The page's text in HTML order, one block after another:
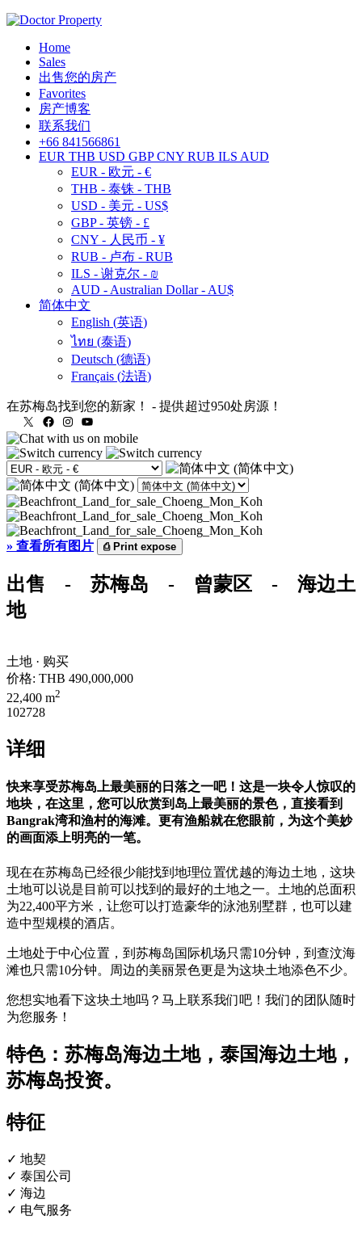
Home
Sales
出售您的房产
Favorites
房产博客
联系我们
+66 841566861
EUR THB USD GBP CNY RUB ILS AUD
EUR - 欧元 - €
THB - 泰铢 - THB
USD - 美元 - US$
GBP - 英镑 - £
CNY - 人民币 - ¥
RUB - 卢布 - RUB
ILS - 谢克尔 - ₪
AUD - Australian Dollar - AU$
简体中文
English (英语)
ไทย (泰语)
Deutsch (德语)
Français (法语)
在苏梅岛找到您的新家！ - 提供超过950处房源！
X
FacebookInstagram
» 查看所有图片 ⎙Print expose
出售 - 苏梅岛 - 曾蒙区 - 海边土
地
土地 · 购买
价格: THB 490,000,000
22,400 m2
102728
详细
快来享受苏梅岛上最美丽的日落之一吧！这是一块令人惊叹的
地块，在这里，您可以欣赏到岛上最美丽的景色，直接看到
Bangrak湾和渔村的海滩。更有渔船就在您眼前，为这个美妙
的画面添上明亮的一笔。
现在在苏梅岛已经很少能找到地理位置优越的海边土地，这块
土地可以说是目前可以找到的最好的土地之一。土地的总面积
为22,400平方米，让您可以打造豪华的泳池别墅群，也可以建
造中型规模的酒店。
土地处于中心位置，到苏梅岛国际机场只需10分钟，到查汶海
滩也只需10分钟。周边的美丽景色更是为这块土地添色不少。
您想实地看下这块土地吗？马上联系我们吧！我们的团队随时
为您服务！
特色：苏梅岛海边土地，泰国海边土地，
苏梅岛投资。
特征
✓ 地契
✓ 泰国公司
✓ 海边
✓ 电气服务